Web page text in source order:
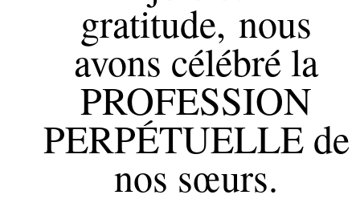
gratitude, nous
avons célébré la
PROFESSION
PERPÉTUELLE de
nos sœurs.